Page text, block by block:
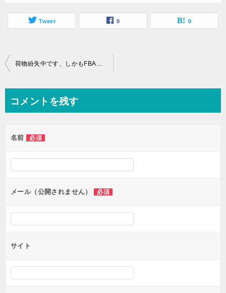
Tweet 0 0
投
ビ
ー
シ
ン
荷物紛失中です、しかもFBA倉庫内で(^^; 7月14日
コメントを残す
名前 必須
メール（公開されません） 必須
サイト